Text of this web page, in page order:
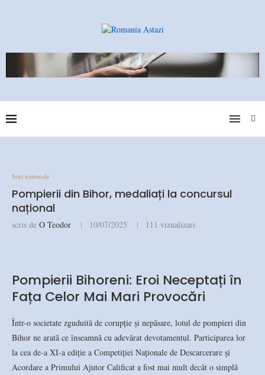
Stiri nationale
Pompierii din Bihor, medaliați la concursul
național
scris de O Teodor 10/07/2025 111 vizualizari
Pompierii Bihoreni: Eroi Neceptați în
Fața Celor Mai Mari Provocări
Într-o societate zguduită de corupție și nepăsare, lotul de pompieri din
Bihor ne arată ce înseamnă cu adevărat devotamentul. Participarea lor
la cea de-a XI-a ediție a Competiției Naționale de Descarcerare și
Acordare a Primului Ajutor Calificat a fost mai mult decât o simplă